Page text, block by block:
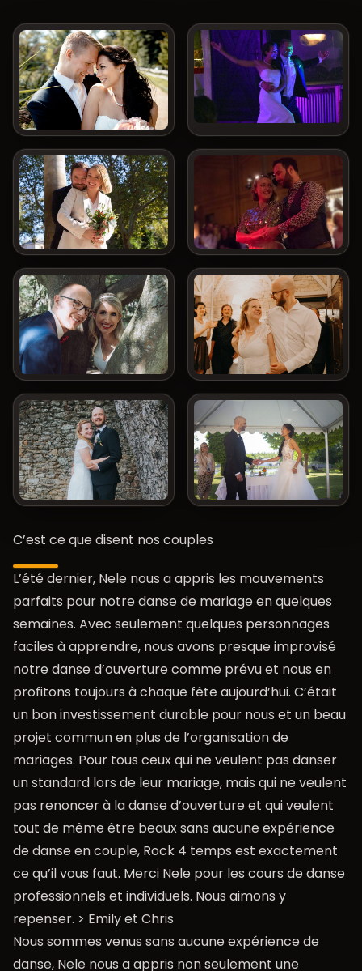
C’est ce que disent nos couples
L’été dernier, Nele nous a appris les mouvements
parfaits pour notre danse de mariage en quelques
semaines. Avec seulement quelques personnages
faciles à apprendre, nous avons presque improvisé
notre danse d’ouverture comme prévu et nous en
profitons toujours à chaque fête aujourd’hui. C’était
un bon investissement durable pour nous et un beau
projet commun en plus de l’organisation de
mariages. Pour tous ceux qui ne veulent pas danser
un standard lors de leur mariage, mais qui ne veulent
pas renoncer à la danse d’ouverture et qui veulent
tout de même être beaux sans aucune expérience
de danse en couple, Rock 4 temps est exactement
ce qu’il vous faut. Merci Nele pour les cours de danse
professionnels et individuels. Nous aimons y
repenser. > Emily et Chris
Nous sommes venus sans aucune expérience de
danse, Nele nous a appris non seulement une